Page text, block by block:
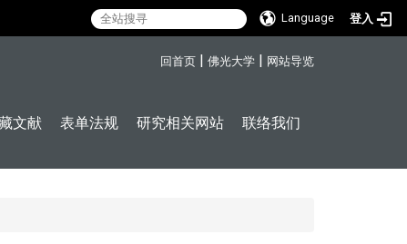
Language 登入
回首页 | 佛光大学 | 网站导览
文献 表单法规 研究相关网站 联络我们